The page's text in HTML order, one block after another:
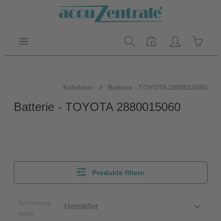
Zum Hauptinhalt springen
Kollektion Batterie - TOYOTA 2880015060
Batterie - TOYOTA 2880015060
Produkte filtern